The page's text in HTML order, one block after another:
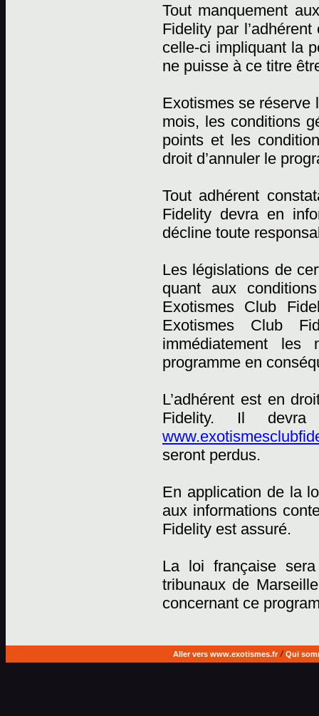
Tout manquement
Fidelity par
celle-ci impliquant la
ne puisse à ce titre
Exotismes se réserve
mois, les conditions
points et les
droit d’annuler le
Tout adhérent
Fidelity devra en
décline toute
Les législations de
quant aux
Exotismes Club
Exotismes Club
immédiatement
programme en
L’adhérent est en
Fidelity. Il
seront perdus.
En application de la
aux informations
Fidelity est assuré.
La loi française
tribunaux de
concernant ce
Aller vers www.exotismes.fr/ Qui